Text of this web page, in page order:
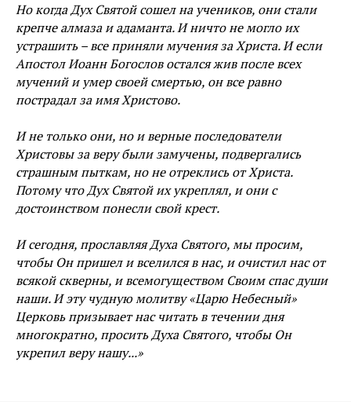
Но когда Дух Святой сошел на учеников, они стали
крепче алмаза и адаманта. И ничто не могло их
устрашить – все приняли мучения за Христа. И если
Апостол Иоанн Богослов остался жив после всех
мучений и умер своей смертью, он все равно
пострадал за имя Христово.
И не только они, но и верные последователи
Христовы за веру были замучены, подвергались
страшным пыткам, но не отреклись от Христа.
Потому что Дух Святой их укреплял, и они с
достоинством понесли свой крест.
И сегодня, прославляя Духа Святого, мы просим,
чтобы Он пришел и вселился в нас, и очистил нас от
всякой скверны, и всемогуществом Своим спас души
наши. И эту чудную молитву «Царю Небесный»
Церковь призывает нас читать в течении дня
многократно, просить Духа Святого, чтобы Он
укрепил веру нашу...»